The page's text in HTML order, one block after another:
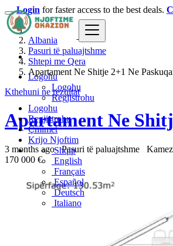
Logohu
Logohu
Regjistrohu
Logohu
Regjistrohu
Çmimet
Krijo Njoftim
Shqip
English
Français
Español
Deutsch
Italiano
Login for faster access to the best deals.
Albania
Pasuri të paluajtshme
Shtepi me Qera
Apartament Ne Shitje 2+1 Ne
Kthehuni ne rezultat
Apartament Ne
3 months ago Pasuri të paluajtshme
170 000 €